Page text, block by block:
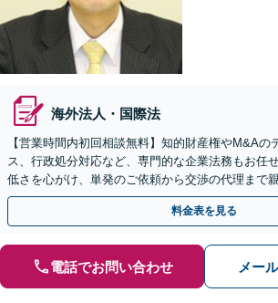
海外法人・国際法
【営業時間内初回相談無料】知的財産権やM&Aの
ス、行政処分対応など、専門的な企業法務もお任
低さを心がけ、単発のご依頼から交渉の代理まで
す。問題が複雑化する前に気軽にご相談を。
料金表を見る
電話でお問い合わせ メー